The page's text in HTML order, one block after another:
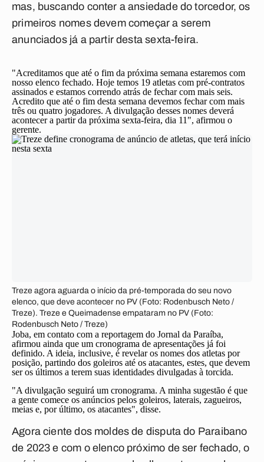
mas, buscando conter a ansiedade do torcedor, os
primeiros nomes devem começar a serem
anunciados já a partir desta sexta-feira.
"Acreditamos que até o fim da próxima semana estaremos com
nosso elenco fechado. Hoje temos 19 atletas com pré-contratos
assinados e estamos correndo atrás de fechar com mais seis.
Acredito que até o fim desta semana devemos fechar com mais
três ou quatro jogadores. A divulgação desses nomes deverá
acontecer a partir da próxima sexta-feira, dia 11", afirmou o
gerente.
Treze agora aguarda o início da pré-temporada do seu novo
elenco, que deve acontecer no PV (Foto: Rodenbusch Neto /
Treze). Treze e Queimadense empataram no PV (Foto:
Rodenbusch Neto / Treze)
Joba, em contato com a reportagem do Jornal da Paraíba,
afirmou ainda que um cronograma de apresentações já foi
definido. A ideia, inclusive, é revelar os nomes dos atletas por
posição, partindo dos goleiros até os atacantes, estes, que devem
ser os últimos a terem suas identidades divulgadas à torcida.
"A divulgação seguirá um cronograma. A minha sugestão é que
a gente comece os anúncios pelos goleiros, laterais, zagueiros,
meias e, por último, os atacantes", disse.
Agora ciente dos moldes de disputa do Paraibano
de 2023 e com o elenco próximo de ser fechado, o